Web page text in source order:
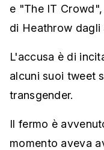
e "The IT
di Heathrow dagli
L'accusa è di
alcuni suoi tweet
transgender.
Il fermo è
momento aveva